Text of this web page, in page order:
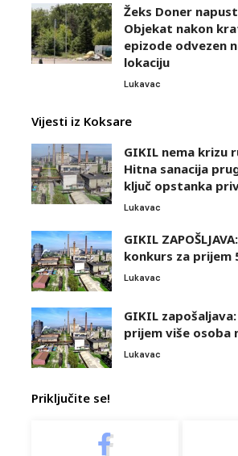
Žeks Doner
Objekat nakon
epizode odvezen
lokaciju
Lukavac
Vijesti iz Koksare
GIKIL nema krizu
Hitna sanacija
ključ opstanka
Lukavac
GIKIL
konkurs za prijem
Lukavac
GIKIL
prijem više osoba
Lukavac
Priključite se!